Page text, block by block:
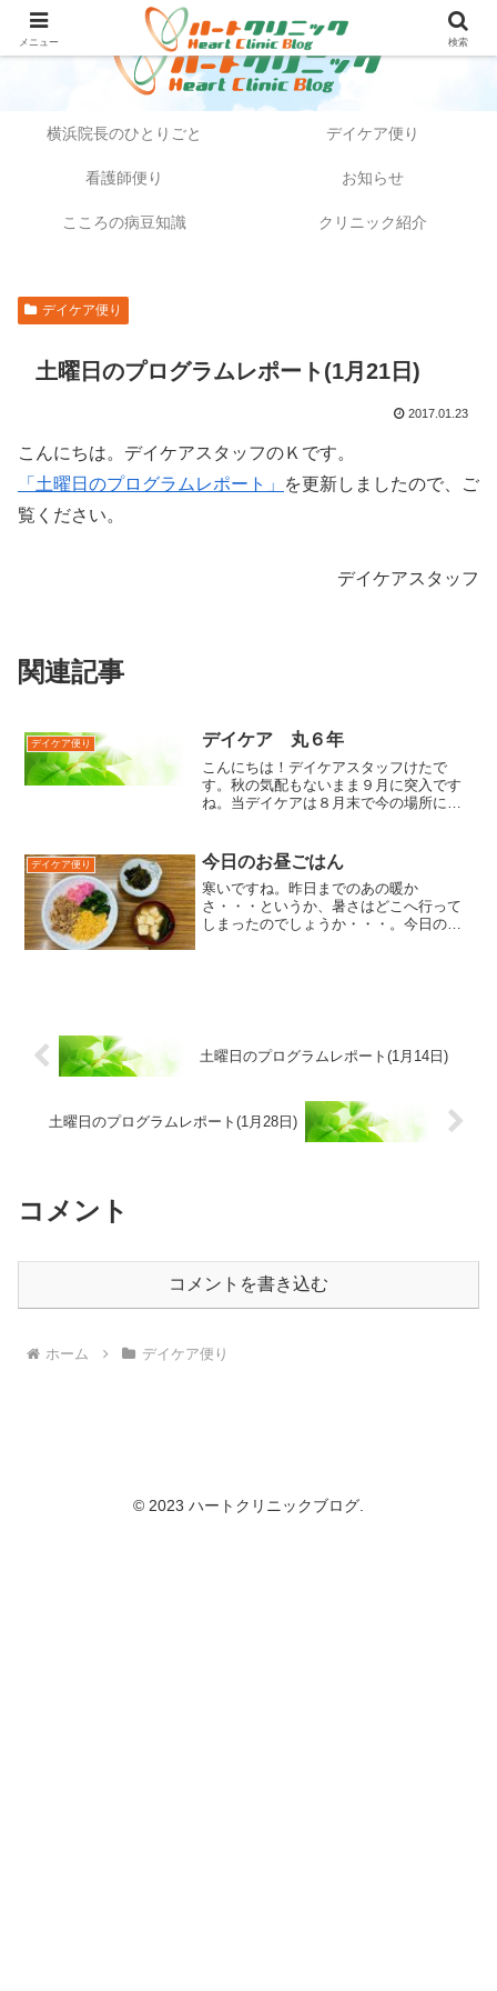
横浜院長のひとりごと デイケア便り
看護師便り お知らせ
こころの病豆知識 クリニック紹介
デイケア便り
土曜日のプログラムレポート(1月21日)
2017.01.23
こんにちは。デイケアスタッフのＫです。
「土曜日のプログラムレポート」
を更新しましたので、ご
覧ください。
デイケアスタッフ
関連記事
デイケア便り デイケア 丸６年
こんにちは！デイケアスタッフけたで
す。秋の気配もないまま９月に突入です
ね。当デイケアは８月末で今の場所に移
が)、もう６年？ まだ６年？私はデイケ
アの移動とともに外来からデ...
デイケア便り 今日のお昼ごはん
寒いですね。昨日までのあの暖か
さ・・・というか、暑さはどこへ行って
しまったのでしょうか・・・。今日のデ
土曜日のプログラムレポート(1月14日)
土曜日のプログラムレポート(1月28日)
コメント
コメントを書き込む
ホーム デイケア便り
© 2023 ハートクリニックブログ.
メニュー 検索